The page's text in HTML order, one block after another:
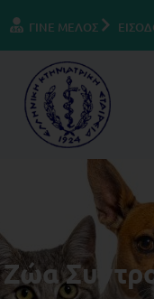
ΓΙΝΕ ΜΕΛΟΣ
Ζώα